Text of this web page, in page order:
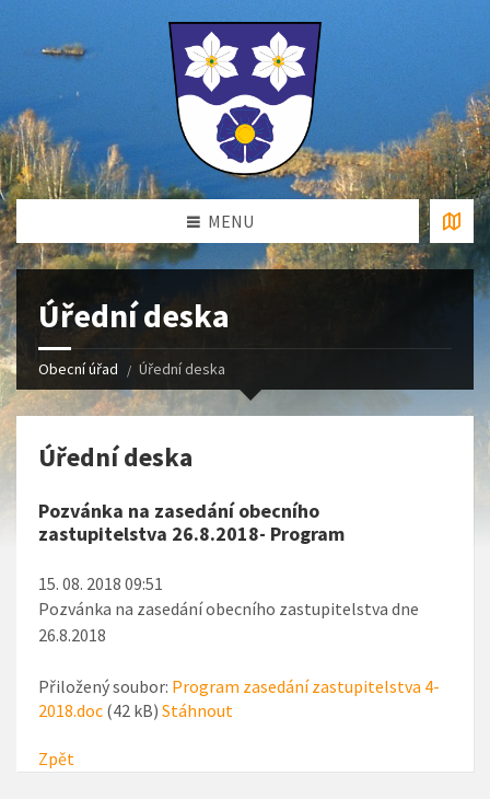
MENU
Úřední deska
Obecní úřad Úřední deska
Úřední deska
Pozvánka na zasedání obecního
zastupitelstva 26.8.2018- Program
15. 08. 2018 09:51
Pozvánka na zasedání obecního zastupitelstva dne
26.8.2018
Přiložený soubor: Program zasedání zastupitelstva 4-
2018.doc (42 kB) Stáhnout
Zpět